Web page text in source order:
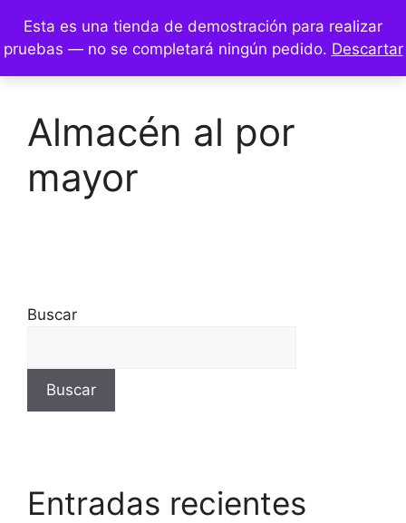
Esta es una tienda de demostración para realizar
pruebas — no se completará ningún pedido. Descartar
0
Almacén al por
mayor
Buscar
Buscar
Entradas recientes